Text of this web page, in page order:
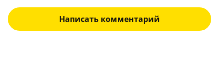
Написать комментарий